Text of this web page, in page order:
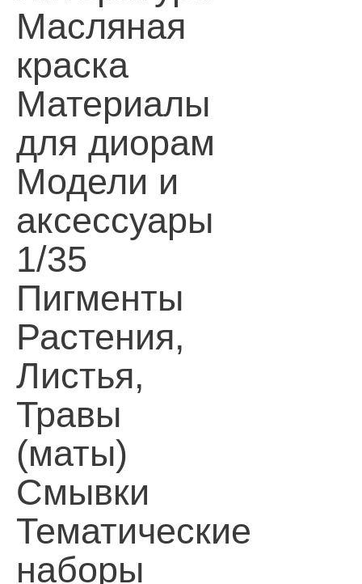
Масляная
краска
Материалы
для диорам
Модели и
аксессуары
1/35
Пигменты
Растения,
Листья,
Травы
(маты)
Смывки
Тематические
наборы